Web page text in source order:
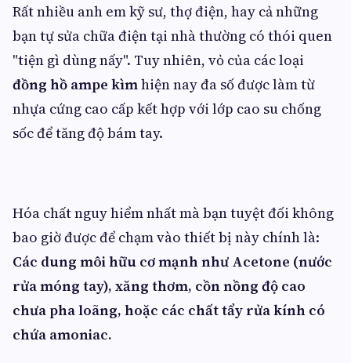
Rất nhiều anh em kỹ sư, thợ điện, hay cả những
bạn tự sửa chữa điện tại nhà thường có thói quen
"tiện gì dùng nấy". Tuy nhiên, vỏ của các loại
đồng hồ ampe kìmhiện nay đa số được làm từ
nhựa cứng cao cấp kết hợp với lớp cao su chống
sốc để tăng độ bám tay.
Hóa chất nguy hiểm nhất mà bạn tuyệt đối không
bao giờ được để chạm vào thiết bị này chính là:
Các dung môi hữu cơ mạnh như Acetone (nước
rửa móng tay), xăng thơm, cồn nồng độ cao
chưa pha loãng, hoặc các chất tẩy rửa kính có
chứa amoniac.